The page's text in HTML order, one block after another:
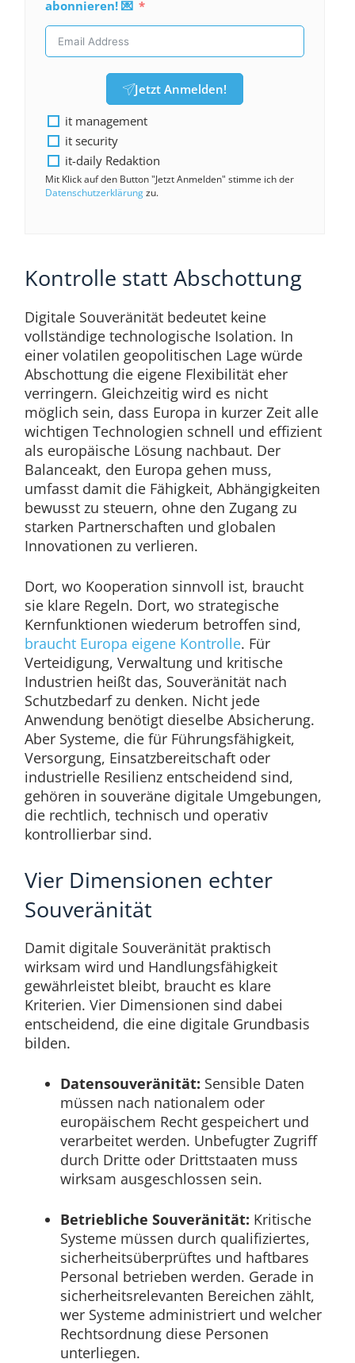
abonnieren! 💌
Jetzt Anmelden!
it management
it security
it-daily Redaktion
Mit Klick auf den Button "Jetzt Anmelden" stimme ich der
Datenschutzerklärungzu.
Kontrolle statt Abschottung
Digitale Souveränität bedeutet keine
vollständige technologische Isolation. In
einer volatilen geopolitischen Lage würde
Abschottung die eigene Flexibilität eher
verringern. Gleichzeitig wird es nicht
möglich sein, dass Europa in kurzer Zeit alle
wichtigen Technologien schnell und effizient
als europäische Lösung nachbaut. Der
Balanceakt, den Europa gehen muss,
umfasst damit die Fähigkeit, Abhängigkeiten
bewusst zu steuern, ohne den Zugang zu
starken Partnerschaften und globalen
Innovationen zu verlieren.
Dort, wo Kooperation sinnvoll ist, braucht
sie klare Regeln. Dort, wo strategische
Kernfunktionen wiederum betroffen sind,
braucht Europa eigene Kontrolle. Für
Verteidigung, Verwaltung und kritische
Industrien heißt das, Souveränität nach
Schutzbedarf zu denken. Nicht jede
Anwendung benötigt dieselbe Absicherung.
Aber Systeme, die für Führungsfähigkeit,
Versorgung, Einsatzbereitschaft oder
industrielle Resilienz entscheidend sind,
gehören in souveräne digitale Umgebungen,
die rechtlich, technisch und operativ
kontrollierbar sind.
Vier Dimensionen echter
Souveränität
Damit digitale Souveränität praktisch
wirksam wird und Handlungsfähigkeit
gewährleistet bleibt, braucht es klare
Kriterien. Vier Dimensionen sind dabei
entscheidend, die eine digitale Grundbasis
bilden.
Datensouveränität: Sensible Daten
müssen nach nationalem oder
europäischem Recht gespeichert und
verarbeitet werden. Unbefugter Zugriff
durch Dritte oder Drittstaaten muss
wirksam ausgeschlossen sein.
Betriebliche Souveränität: Kritische
Systeme müssen durch qualifiziertes,
sicherheitsüberprüftes und haftbares
Personal betrieben werden. Gerade in
sicherheitsrelevanten Bereichen zählt,
wer Systeme administriert und welcher
Rechtsordnung diese Personen
unterliegen.